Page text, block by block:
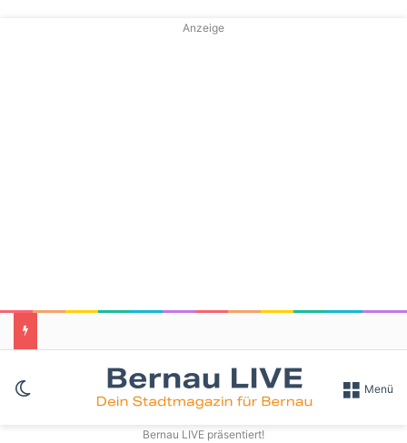
Anzeige
Skin umschalten Menü
Bernau LIVE präsentiert!